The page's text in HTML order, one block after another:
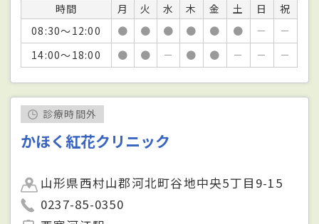
時間 月 火 水 木 金 土 日
祝
08:30～12:00
● ● ● ● ● ● －
－
14:00～18:00
● ● － ● ● － － －
診療時間外
かほく紅花クリニック
山形県西村山郡河北町谷地中央5丁目9-15
0237-85-0350